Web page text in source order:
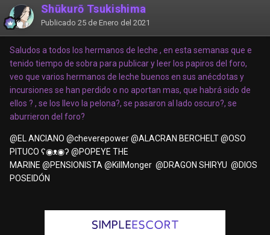
Shūkurō Tsukishima
Publicado 25 de Enero del 2021
Saludos a todos los hermanos de leche , en esta semanas que e
tenido tiempo de sobra para publicar y leer los papiros del foro,
veo que varios hermanos de leche buenos en sus anécdotas y
incursiones se han perdido o no aportan mas, que habrá sido de
ellos ? , se los llevo la pelona?, se pasaron al lado oscuro?, se
aburrieron del foro?
@EL ANCIANO @cheverepower@ALACRAN BERCHELT@OSO
PITUCO ʕ◉ᴥ◉ʔ @POPEYE THE
MARINE @PENSIONISTA@KillMonger @DRAGON SHIRYU @DIOS
POSEIDÓN